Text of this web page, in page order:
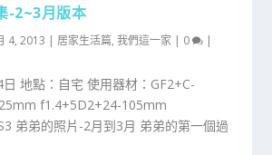
-2~3月版本
4, 2013 | 居家生活篇,我們這一家 | 0 |
地點：自宅 使用器材：GF2+C-
f1.4+5D2+24-105mm
弟弟的照片-2月到3月 弟弟的第一個過